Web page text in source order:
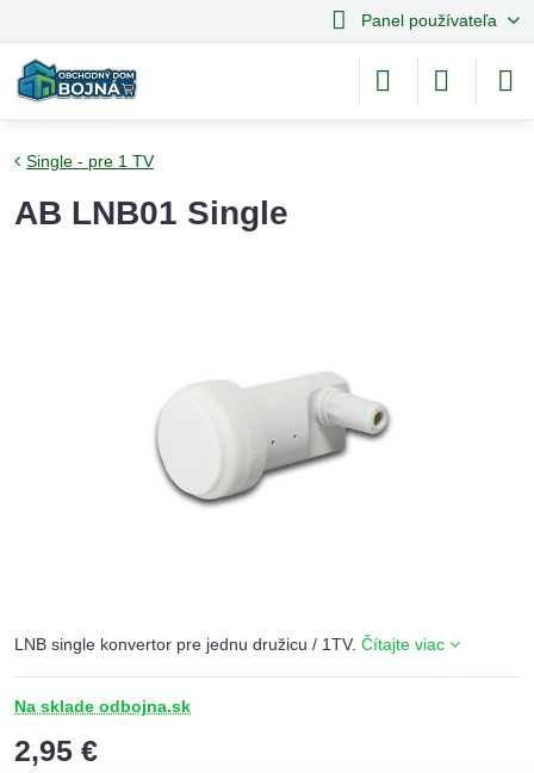
Panel používateľa
Single - pre 1 TV
AB LNB01 Single
LNB single konvertor pre jednu družicu / 1TV. Čítajte viac
Na sklade odbojna.sk
2,95 €